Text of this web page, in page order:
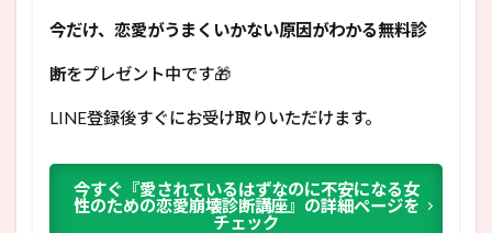
今だけ、恋愛がうまくいかない原因がわかる無料診
断をプレゼント中です🎁
LINE登録後すぐにお受け取りいただけます。
今すぐ『愛されているはずなのに不安になる女
性のための恋愛崩壊診断講座』の詳細ページを
チェック